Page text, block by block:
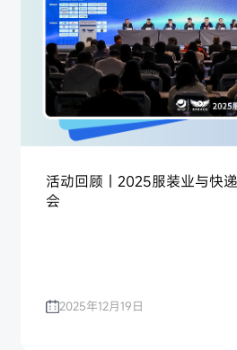
活动回顾｜2025服装业与快
会
2025年12月19日